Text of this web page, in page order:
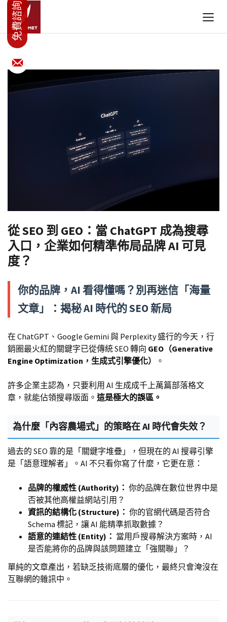
從 SEO 到 GEO：當 ChatGPT 成為搜尋
入口，企業如何精準佈局品牌 AI 可見
度？
你的品牌，AI 看得懂嗎？別再迷信「海量
文章」：揭秘 AI 時代的 SEO 新局
在 ChatGPT、Google Gemini 與 Perplexity 盛行的今天，行
銷圈最火紅的關鍵字已從傳統 SEO 轉向 GEO（Generative
Engine Optimization，生成式引擎優化）
。
許多企業主認為，只要利用 AI 生成成千上萬篇部落格文
章，就能佔領搜尋版面。 這是極大的誤區。
為什麼「內容農場式」的策略在 AI 時代會失效？
過去的 SEO 靠的是「關鍵字堆疊」，但現在的 AI 搜尋引擎
是「語意理解者」。AI 不只看你寫了什麼，它更在意：
品牌的權威性 (Authority)： 你的品牌在數位世界中是
否被其他高權益網站引用？
資訊的結構化 (Structure)： 你的官網代碼是否符合
Schema 標記，讓 AI 能精準抓取數據？
語意的連結性 (Entity)： 當用戶搜尋解決方案時，AI
是否能將你的品牌與該問題建立「強關聯」？
單純的文章產出，若缺乏技術底層的優化，最終只會淹沒在
互聯網的雜訊中。